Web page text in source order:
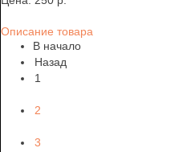
Описание товара
В начало
Назад
1
2
3